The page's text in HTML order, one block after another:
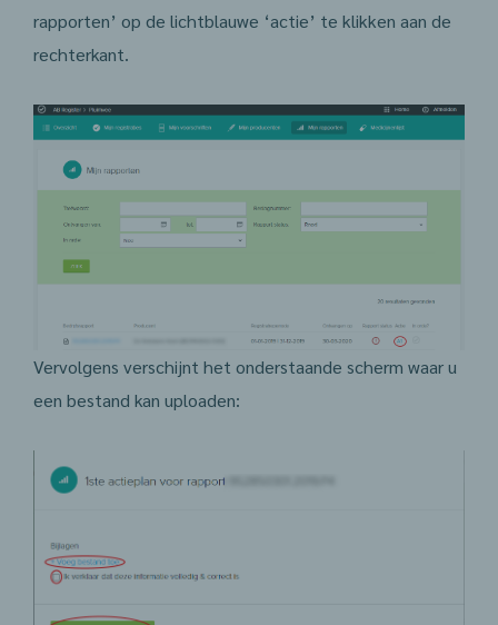
rapporten’ op de lichtblauwe ‘actie’ te klikken aan de
rechterkant.
Vervolgens verschijnt het onderstaande scherm waar u
een bestand kan uploaden: